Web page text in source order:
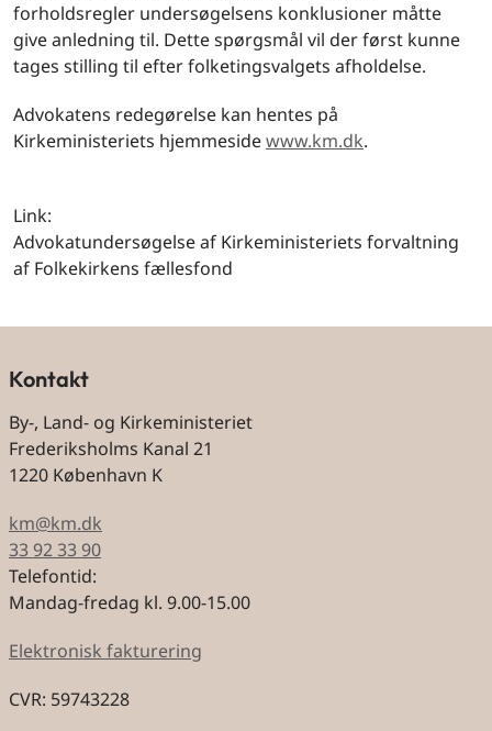
forholdsregler undersøgelsens konklusioner måtte
give anledning til. Dette spørgsmål vil der først kunne
tages stilling til efter folketingsvalgets afholdelse.
Advokatens redegørelse kan hentes på
Kirkeministeriets hjemmesidewww.km.dk.
Link:
Advokatundersøgelse af Kirkeministeriets forvaltning
af Folkekirkens fællesfond
Kontakt
By-, Land- og Kirkeministeriet
Frederiksholms Kanal 21
1220 København K
km@km.dk
33 92 33 90
Telefontid:
Mandag-fredag kl. 9.00-15.00
Elektronisk fakturering
CVR: 59743228